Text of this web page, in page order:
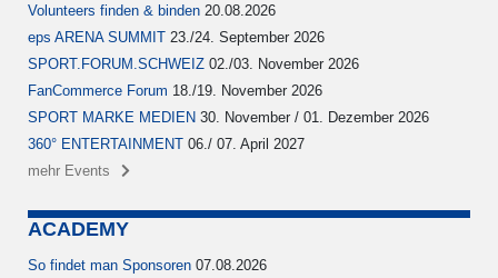
Volunteers finden & binden 20.08.2026
eps ARENA SUMMIT 23./24. September 2026
SPORT.FORUM.SCHWEIZ 02./03. November 2026
FanCommerce Forum 18./19. November 2026
SPORT MARKE MEDIEN 30. November / 01. Dezember 2026
360° ENTERTAINMENT 06./ 07. April 2027
mehr Events
ACADEMY
So findet man Sponsoren 07.08.2026